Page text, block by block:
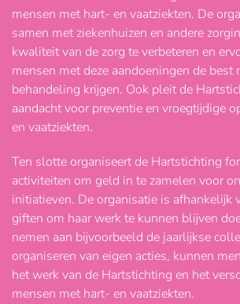
mensen met hart- en vaatziekten. De
samen met ziekenhuizen en andere
kwaliteit van de zorg te verbeteren en
mensen met deze aandoeningen de best
behandeling krijgen. Ook pleit de
aandacht voor preventie en vroegtijdige
en vaatziekten.
Ten slotte organiseert de Hartstichting
activiteiten om geld in te zamelen voor
initiatieven. De organisatie is afhankelijk
giften om haar werk te kunnen blijven
nemen aan bijvoorbeeld de jaarlijkse
organiseren van eigen acties, kunnen
het werk van de Hartstichting en het
mensen met hart- en vaatziekten.